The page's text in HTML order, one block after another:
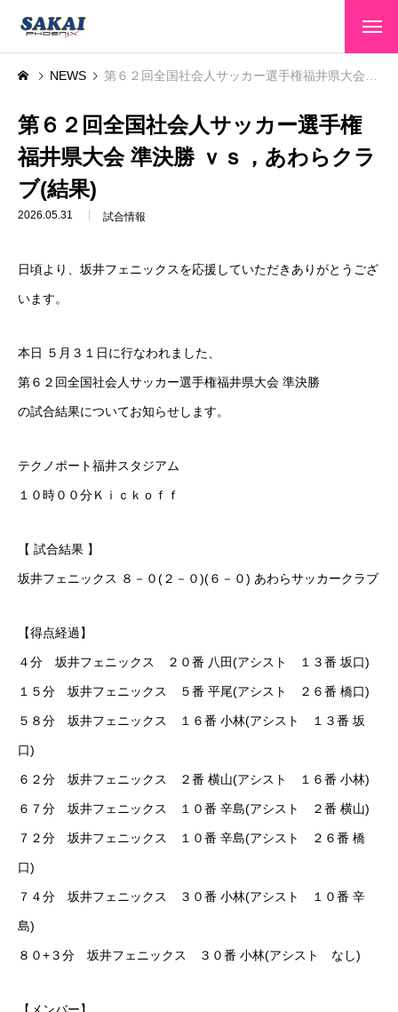
HOME トップページ
CLUB INFO クラブ情報
TEAMS 選手・スタッフ
GAME INFO
SCHOOL
PRIVACY POLICY LINK CONTACT
NEWS 第６２回全国社会人サッカー選手権福井県大会 準決勝 ｖｓ，あわらクラブ(結果)
第６２回全国社会人サッカー選手権
福井県大会 準決勝 ｖｓ，あわらクラ
ブ(結果)
2026.05.31 試合情報
日頃より、坂井フェニックスを応援していただきありがとうござ
います。
本日 ５月３１日に行なわれました、
第６２回全国社会人サッカー選手権福井県大会 準決勝
の試合結果についてお知らせします。
テクノポート福井スタジアム
１０時００分Ｋｉｃｋｏｆｆ
【 試合結果 】
坂井フェニックス ８－０(２－０)(６－０) あわらサッカークラブ
【得点経過】
４分 坂井フェニックス ２０番 八田(アシスト １３番 坂口)
１５分 坂井フェニックス ５番 平尾(アシスト ２６番 橋口)
５８分 坂井フェニックス １６番 小林(アシスト １３番 坂
口)
６２分 坂井フェニックス ２番 横山(アシスト １６番 小林)
６７分 坂井フェニックス １０番 辛島(アシスト ２番 横山)
７２分 坂井フェニックス １０番 辛島(アシスト ２６番 橋
口)
７４分 坂井フェニックス ３０番 小林(アシスト １０番 辛
島)
８０+３分 坂井フェニックス ３０番 小林(アシスト なし)